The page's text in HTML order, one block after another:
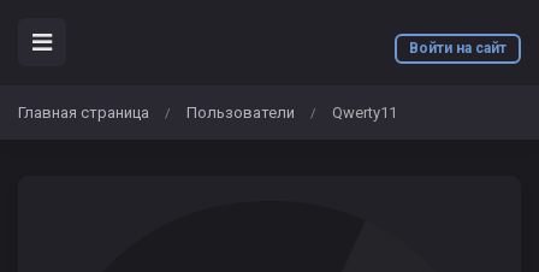
Войти на сайт
Главная страница / Пользователи / Qwerty11